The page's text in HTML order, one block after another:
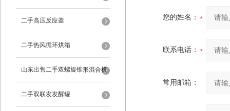
二手高压反应釜
二手热风循环烘箱
山东出售二手双螺旋锥形混合机
二手双联发发酵罐
您的姓名：
联系电话：
常用邮箱：